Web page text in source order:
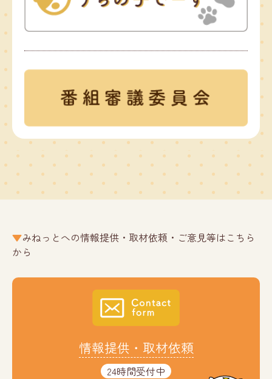
みねっとへの情報提供・取材依頼・ご意見等はこちら
から
情報提供・取材依頼
24時間受付中